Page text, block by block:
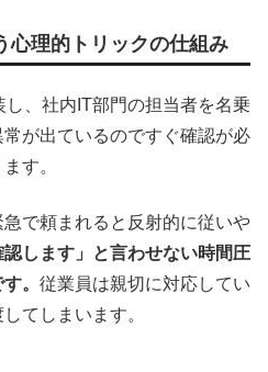
心理的トリックの仕組み
、社内IT部門の担当者を名乗
が出ているのですぐ確認が必
す。
で頼まれると反射的に従いや
認します」と言わせない時間圧
。 従業員は親切に対応してい
てしまいます。